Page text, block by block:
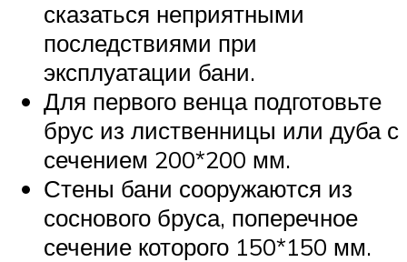
сказаться неприятными
последствиями при
эксплуатации бани.
Для первого венца подготовьте
брус из лиственницы или дуба с
сечением 200*200 мм.
Стены бани сооружаются из
соснового бруса, поперечное
сечение которого 150*150 мм.